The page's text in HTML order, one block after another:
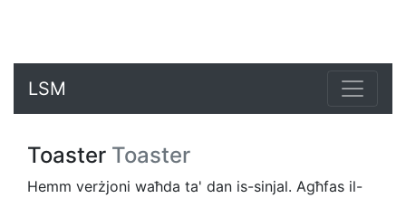
LSM
Toaster Toaster
Hemm verżjoni waħda ta' dan is-sinjal. Agħfas il-